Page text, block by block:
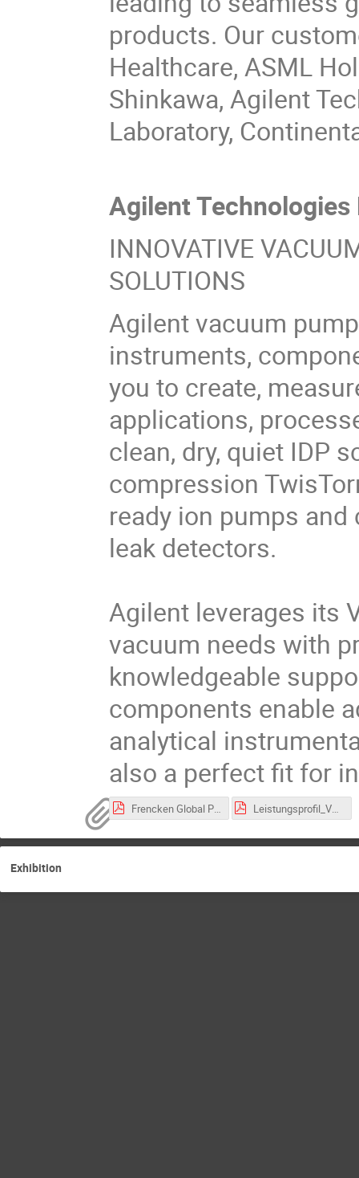
products. Our
Healthcare, ASML
Shinkawa, Agilent
Laboratory,
Agilent
INNOVATIVE
SOLUTIONS
Agilent vacuum
instruments,
you to create,
applications,
clean, dry, quiet IDP
compression
ready ion pumps
leak detectors.
Agilent leverages its
vacuum needs with
knowledgeable
components enable
analytical
also a perfect fit for
Frencken Global Presentation_November2022.pdf Leistungsprofil_Vakuumtechnik_dt_web.pdf
Exhibition